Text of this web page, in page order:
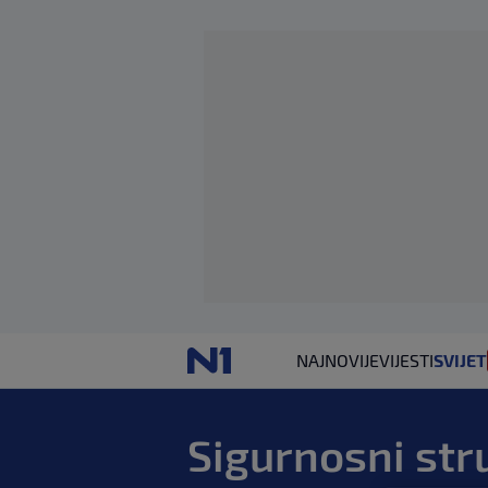
NAJNOVIJEVIJESTISVIJET
Sigurnosni